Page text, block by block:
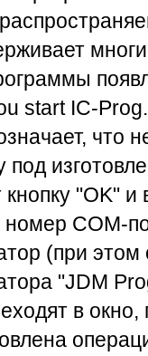
start IC-
что
под
"OK" и
COM-
(при
"JDM
в